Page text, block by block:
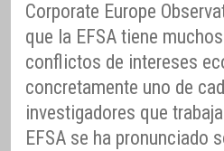
Corporate Europe
que la EFSA tiene
conflictos de intereses
concretamente uno de
investigadores que
EFSA se ha pronunciado